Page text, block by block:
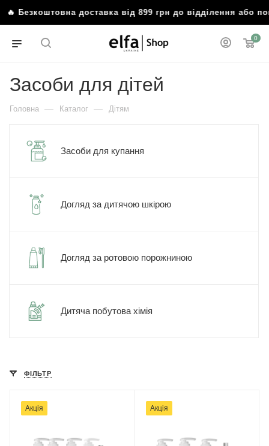
доставка від 899 грн до відділення або
0
Засоби для дітей
Головна — Каталог — Дітям
Засоби для купання
Догляд за дитячою шкірою
Догляд за ротовою порожниною
Дитяча побутова хімія
ФІЛЬТР
Акція Акція